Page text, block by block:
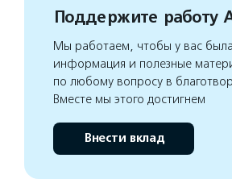
Поддержите работу
Мы работаем, чтобы у вас была
информация и полезные
по любому вопросу в
Вместе мы этого достигнем
Внести вклад